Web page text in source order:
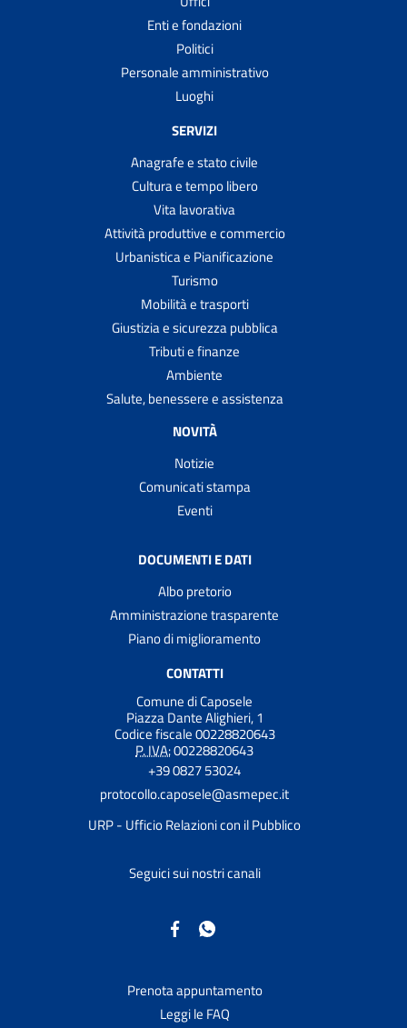
Enti e fondazioni
Politici
Personale amministrativo
Luoghi
SERVIZI
Anagrafe e stato civile
Cultura e tempo libero
Vita lavorativa
Attività produttive e commercio
Urbanistica e Pianificazione
Turismo
Mobilità e trasporti
Giustizia e sicurezza pubblica
Tributi e finanze
Ambiente
Salute, benessere e assistenza
NOVITÀ
Notizie
Comunicati stampa
Eventi
DOCUMENTI E DATI
Albo pretorio
Amministrazione trasparente
Piano di miglioramento
CONTATTI
Comune di Caposele
Piazza Dante Alighieri, 1
Codice fiscale 00228820643
P. IVA:00228820643
+39 0827 53024
protocollo.caposele@asmepec.it
URP - Ufficio Relazioni con il Pubblico
Seguici sui nostri canali
Prenota appuntamento
Leggi le FAQ